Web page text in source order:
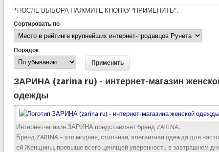
*ПОСЛЕ ВЫБОРА НАЖМИТЕ КНОПКУ "ПРИМЕНИТЬ".
Сортировать по
Порядок
ЗАРИНА (zarina ru) - интернет-магазин
одежды
Интернет-мгазин ЗАРИНА представляет бренд ZARINA.
Бренд ZARINA – это модная, стильная, элегантная одежда для
ей Женщины, превыше всего ценящей уверенность в завтрашнем